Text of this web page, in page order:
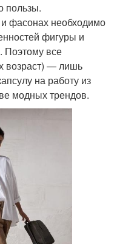
пользы.
и фасонах необходимо
фигуры и
Поэтому все
возраст) — лишь
на работу из
модных трендов.